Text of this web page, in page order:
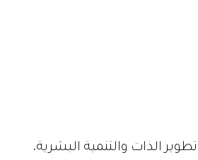
الذات والتنمية البشرية،